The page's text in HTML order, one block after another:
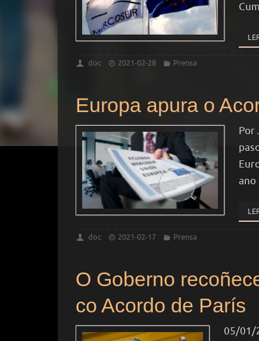
doc 2021-02-28 Prensa
Europa apura o
Por
doc 2021-02-17 Prensa
O Goberno
co Acordo de París
05/01/